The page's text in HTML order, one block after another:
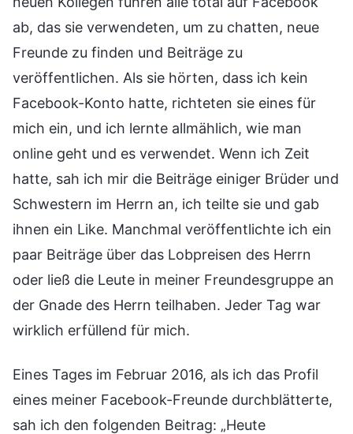
ab, das sie verwendeten, um zu chatten, neue
Freunde zu finden und Beiträge zu
veröffentlichen. Als sie hörten, dass ich kein
Facebook-Konto hatte, richteten sie eines für
mich ein, und ich lernte allmählich, wie man
online geht und es verwendet. Wenn ich Zeit
hatte, sah ich mir die Beiträge einiger Brüder und
Schwestern im Herrn an, ich teilte sie und gab
ihnen ein Like. Manchmal veröffentlichte ich ein
paar Beiträge über das Lobpreisen des Herrn
oder ließ die Leute in meiner Freundesgruppe an
der Gnade des Herrn teilhaben. Jeder Tag war
wirklich erfüllend für mich.
Eines Tages im Februar 2016, als ich das Profil
eines meiner Facebook-Freunde durchblätterte,
sah ich den folgenden Beitrag: „Heute